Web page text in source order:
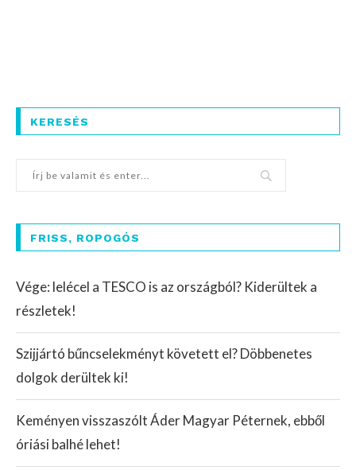
KERESÉS
FRISS, ROPOGÓS
Vége: lelécel a TESCO is az országból? Kiderültek a
részletek!
Szijjártó bűncselekményt követett el? Döbbenetes
dolgok derültek ki!
Keményen visszaszólt Áder Magyar Péternek, ebből
óriási balhé lehet!